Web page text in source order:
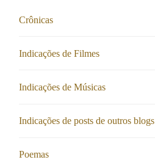
Crônicas
Indicações de Filmes
Indicações de Músicas
Indicações de posts de outros blogs
Poemas